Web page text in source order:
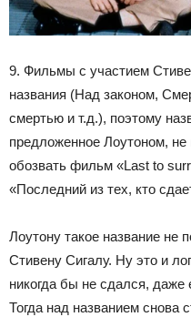
9. Фильмы с участием
названия (Над законом,
смертью и т.д.), поэтому
предложенное Лоутоном,
обозвать фильм «Last to
«Последний из тех, кто
Лоутону такое название не
Стивену Сигалу. Ну это и
никогда бы не сдался,
Тогда над названием снова